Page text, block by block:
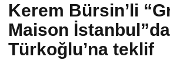
Kerem Bürsin’li
Maison
Türkoğlu’na teklif